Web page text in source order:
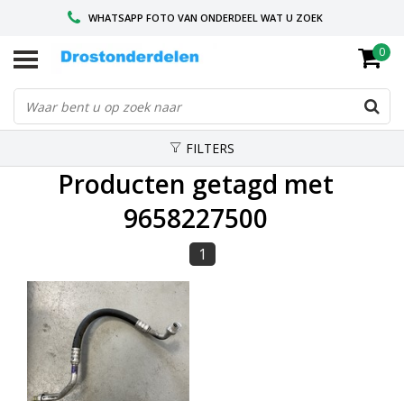
WHATSAPP FOTO VAN ONDERDEEL WAT U ZOEK
VOOR 16.00 BESTELD, VANDAAG VERZONDEN
GESPECIALISEERD PEUGEOT
0
FILTERS
Producten getagd met
9658227500
1